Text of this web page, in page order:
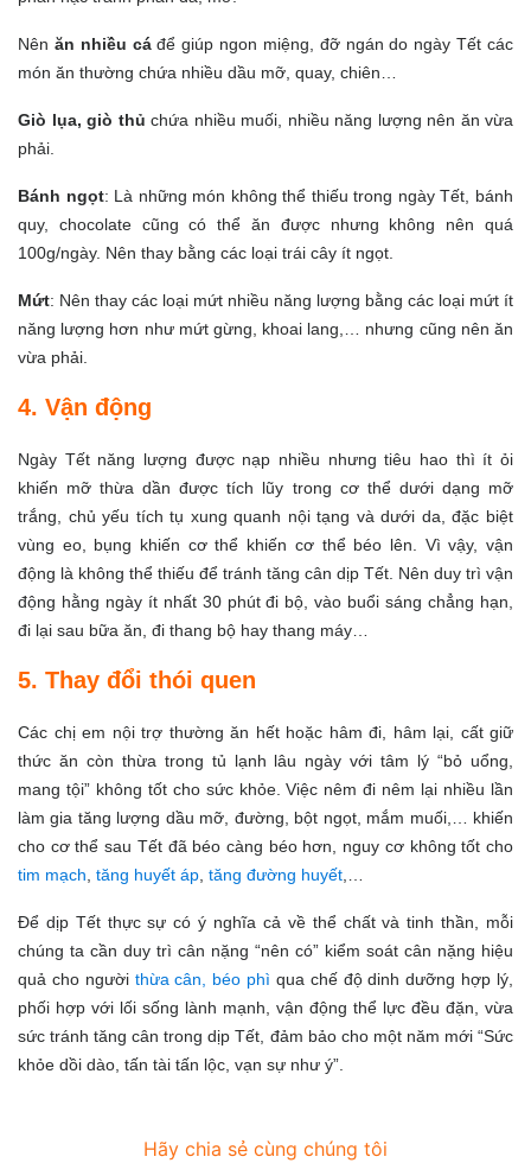
Nên ăn nhiều cáđể giúp ngon miệng, đỡ ngán do ngày Tết các
món ăn thường chứa nhiều dầu mỡ, quay, chiên…
Giò lụa, giò thủ chứa nhiều muối, nhiều năng lượng nên ăn vừa
phải.
Bánh ngọt: Là những món không thể thiếu trong ngày Tết, bánh
quy, chocolate cũng có thể ăn được nhưng không nên quá
100g/ngày. Nên thay bằng các loại trái cây ít ngọt.
Mứt: Nên thay các loại mứt nhiều năng lượng bằng các loại mứt ít
năng lượng hơn như mứt gừng, khoai lang,… nhưng cũng nên ăn
vừa phải.
4. Vận động
Ngày Tết năng lượng được nạp nhiều nhưng tiêu hao thì ít ỏi
khiến mỡ thừa dần được tích lũy trong cơ thể dưới dạng mỡ
trắng, chủ yếu tích tụ xung quanh nội tạng và dưới da, đặc biệt
vùng eo, bụng khiến cơ thể khiến cơ thể béo lên. Vì vậy, vận
động là không thể thiếu để tránh tăng cân dịp Tết. Nên duy trì vận
động hằng ngày ít nhất 30 phút đi bộ, vào buổi sáng chẳng hạn,
đi lại sau bữa ăn, đi thang bộ hay thang máy…
5. Thay đổi thói quen
Các chị em nội trợ thường ăn hết hoặc hâm đi, hâm lại, cất giữ
thức ăn còn thừa trong tủ lạnh lâu ngày với tâm lý “bỏ uổng,
mang tội” không tốt cho sức khỏe. Việc nêm đi nêm lại nhiều lần
làm gia tăng lượng dầu mỡ, đường, bột ngọt, mắm muối,… khiến
cho cơ thể sau Tết đã béo càng béo hơn, nguy cơ không tốt cho
tim mạch, tăng huyết áp, tăng đường huyết,…
Để dịp Tết thực sự có ý nghĩa cả về thể chất và tinh thần, mỗi
chúng ta cần duy trì cân nặng “nên có” kiểm soát cân nặng hiệu
quả cho người thừa cân, béo phì qua chế độ dinh dưỡng hợp lý,
phối hợp với lối sống lành mạnh, vận động thể lực đều đặn, vừa
sức tránh tăng cân trong dịp Tết, đảm bảo cho một năm mới “Sức
khỏe dồi dào, tấn tài tấn lộc, vạn sự như ý”.
Hãy chia sẻ cùng chúng tôi